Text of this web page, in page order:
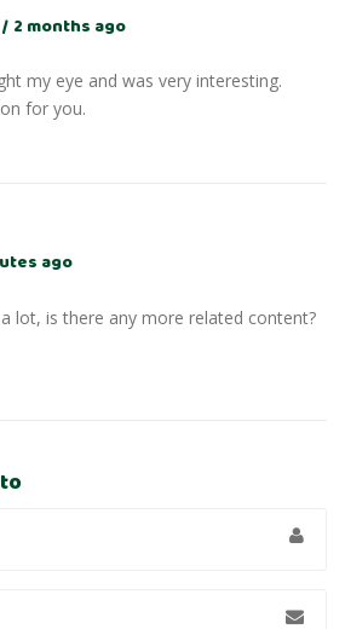
2 months ago
my eye and was very interesting.
for you.
ago
lot, is there any more related content?